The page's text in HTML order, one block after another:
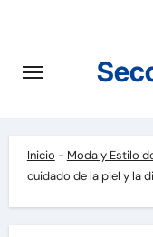
contenido
Inicio - Moda y Estilo
cuidado de la piel y la